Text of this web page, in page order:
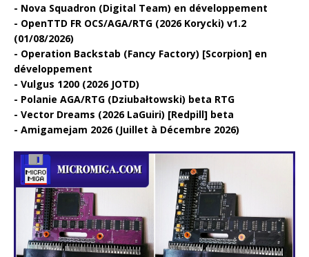
Nova Squadron (Digital Team) en développement
OpenTTD FR OCS/AGA/RTG (2026 Korycki) v1.2
(01/08/2026)
Operation Backstab (Fancy Factory) [Scorpion] en
développement
Vulgus 1200 (2026 JOTD)
Polanie AGA/RTG (Dziubałtowski) beta RTG
Vector Dreams (2026 LaGuiri) [Redpill] beta
Amigamejam 2026 (Juillet à Décembre 2026)